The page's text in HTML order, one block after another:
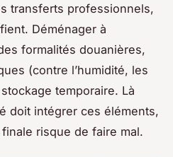
transferts professionnels,
Déménager à
formalités douanières,
(contre l’humidité, les
temporaire. Là
doit intégrer ces éléments,
risque de faire mal.